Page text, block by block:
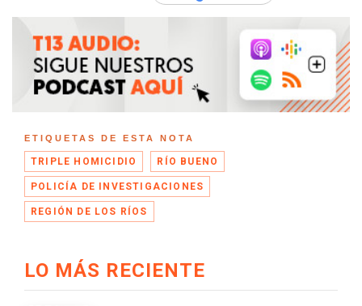
ETIQUETAS DE ESTA NOTA
TRIPLE HOMICIDIO RÍO BUENO
POLICÍA DE INVESTIGACIONES
REGIÓN DE LOS RÍOS
LO MÁS RECIENTE